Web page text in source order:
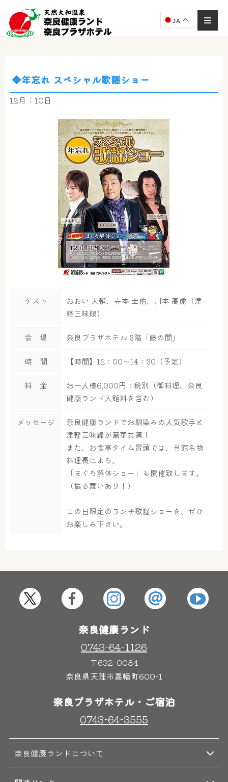
JA
サウナ・岩盤浴
屋内レジャープール
奈良わんぱくランド
ボディケア
◆年忘れ スペシャル歌謡ショー
12月：10日
ゲスト
おおい 大輔、寺本 圭佑、川本 高虎（津
軽三味線）
会 場 奈良プラザホテル 3階「藤の間」
時 間 【時間】12：00～14：30（予定）
料 金
お一人様6,000円：税別（御料理、奈良
健康ランド入館料を含む）
メッセージ
奈良健康ランドでお馴染みの人気歌手と
津軽三味線が豪華共演！
また、お食事タイム冒頭では、当館名物
料理長による、
「まぐろ解体ショー」も開催致します。
（振る舞いあり！）
この日限定のランチ歌謡ショーを、ぜひ
お楽しみ下さい。
奈良健康ランド
0743-64-1126
〒632-0084
奈良県天理市嘉幡町600-1
奈良プラザホテル・ご宿泊
0743-64-3555
奈良健康ランドについて
奈良健康ランド AIコンシェルジュです。
ご質問をお伺いします。